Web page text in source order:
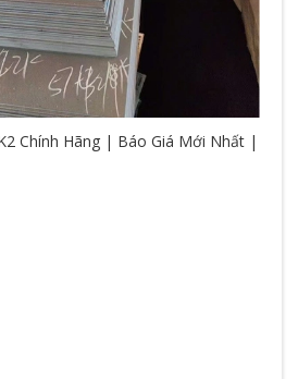
Chính Hãng | Báo Giá Mới Nhất |